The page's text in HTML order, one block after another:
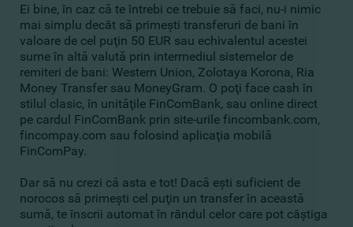
Ei bine, în caz că te întrebi ce trebuie să faci, nu-i nimic
mai simplu decât să primeşti transferuri de bani în
valoare de cel puţin 50 EUR sau echivalentul acestei
sume în altă valută prin intermediul sistemelor de
remiteri de bani: Western Union, Zolotaya Korona, Ria
Money Transfer sau MoneyGram. O poţi face cash în
stilul clasic, în unităţile FinComBank, sau online direct
pe cardul FinComBank prin site-urile fincombank.com,
fincompay.com sau folosind aplicaţia mobilă
FinComPay.
Dar să nu crezi că asta e tot! Dacă eşti suficient de
norocos să primeşti cel puţin un transfer în această
sumă, te înscrii automat în rândul celor care pot câştiga